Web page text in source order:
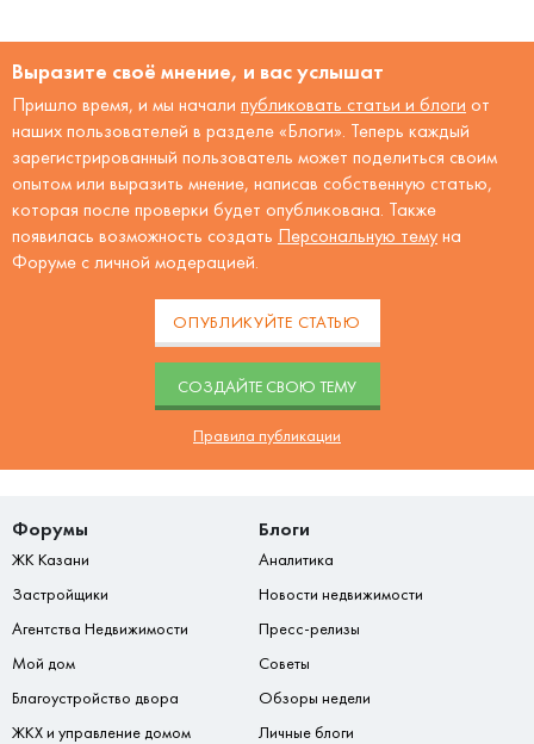
Выразите своё мнение, и вас услышат
Пришло время, и мы начали публиковать статьи и блоги от
наших пользователей в разделе «Блоги». Теперь каждый
зарегистрированный пользователь может поделиться своим
опытом или выразить мнение, написав собственную статью,
которая после проверки будет опубликована. Также
появилась возможность создать Персональную тему на
Форуме с личной модерацией.
ОПУБЛИКУЙТЕ СТАТЬЮ
CОЗДАЙТЕ СВОЮ ТЕМУ
Правила публикации
Форумы
ЖК Казани
Застройщики
Агентства Недвижимости
Мой дом
Благоустройство двора
ЖКХ и управление домом
Блоги
Аналитика
Новости недвижимости
Пресс-релизы
Советы
Обзоры недели
Личные блоги